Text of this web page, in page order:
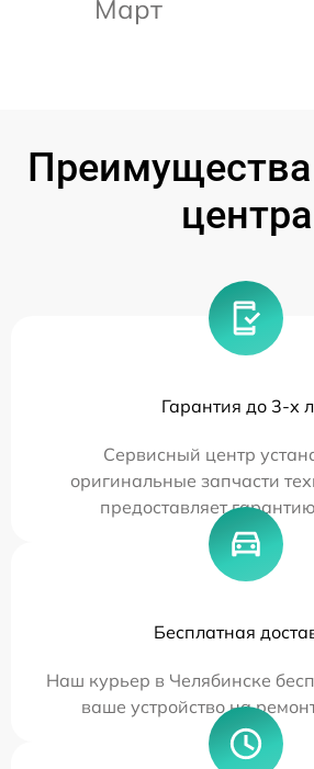
Март
центра
Гарантия до 3-х
Сервисный центр
оригинальные запчасти
предоставляет
Бесплатная
Наш курьер в Челябинске
ваше устройство на